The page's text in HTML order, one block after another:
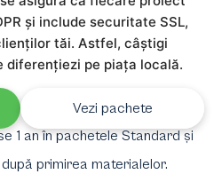
și include securitate SSL,
tăi. Astfel, câștigi
pe piața locală.
Vezi pachete
1 an în pachetele Standard și
primirea materialelor.